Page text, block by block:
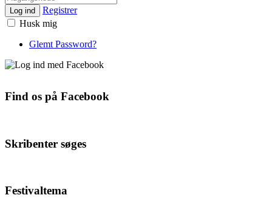
Log ind
Registrer
Husk mig
Glemt Password?
Find os på Facebook
Skribenter søges
Festivaltema